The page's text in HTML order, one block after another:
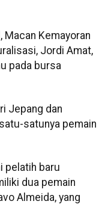
Macan Kemayoran
Jordi Amat,
pada bursa
Jepang dan
satunya pemain
pelatih baru
dua pemain
Almeida, yang